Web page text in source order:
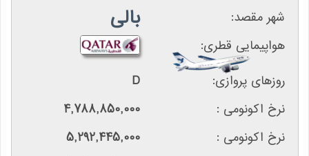
بالی
D
4,788,850,000
5,292,445,000